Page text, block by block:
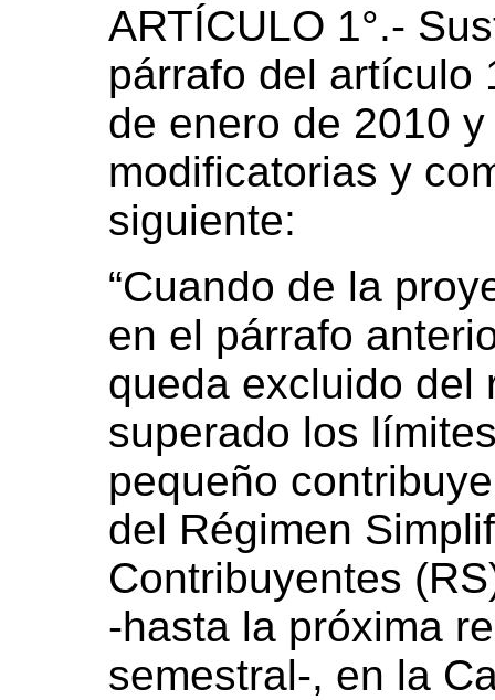
ARTÍCULO 1°.-
párrafo del artículo
de enero de 2010
modificatorias y
siguiente:
“Cuando de la
en el párrafo
queda excluido del
superado los
pequeño
del Régimen
Contribuyentes
-hasta la próxima
semestral-, en la